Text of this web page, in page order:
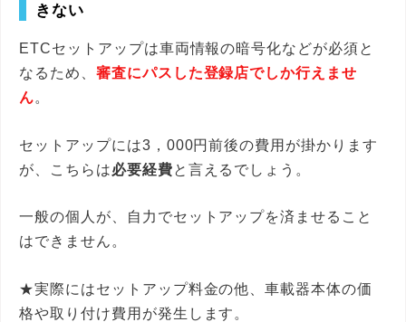
きない
ETCセットアップは車両情報の暗号化などが必須と
なるため、 審査にパスした登録店でしか行えませ
ん。
セットアップには3，000円前後の費用が掛かります
が、こちらは必要経費と言えるでしょう。
一般の個人が、自力でセットアップを済ませること
はできません。
★実際にはセットアップ料金の他、車載器本体の価
格や取り付け費用が発生します。